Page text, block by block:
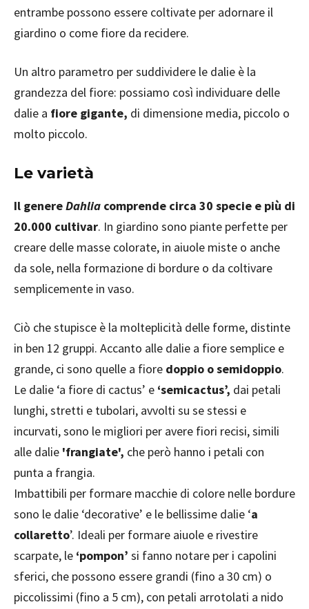
entrambe possono essere coltivate per adornare il
giardino o come fiore da recidere.
Un altro parametro per suddividere le dalie è la
grandezza del fiore: possiamo così individuare delle
dalie a fiore gigante, di dimensione media, piccolo o
molto piccolo.
Le varietà
Il genereDahlia comprende circa 30 specie e più di
20.000 cultivar. In giardino sono piante perfette per
creare delle masse colorate, in aiuole miste o anche
da sole, nella formazione di bordure o da coltivare
semplicemente in vaso.
Ciò che stupisce è la molteplicità delle forme, distinte
in ben 12 gruppi. Accanto alle dalie a fiore semplice e
grande, ci sono quelle a fiore doppio o semidoppio.
Le dalie ‘a fiore di cactus’ e ‘semicactus’, dai petali
lunghi, stretti e tubolari, avvolti su se stessi e
incurvati, sono le migliori per avere fiori recisi, simili
alle dalie 'frangiate', che però hanno i petali con
punta a frangia.
Imbattibili per formare macchie di colore nelle bordure
sono le dalie ‘decorative’ e le bellissime dalie ‘a
collaretto’. Ideali per formare aiuole e rivestire
scarpate, le ‘pompon’ si fanno notare per i capolini
sferici, che possono essere grandi (fino a 30 cm) o
piccolissimi (fino a 5 cm), con petali arrotolati a nido